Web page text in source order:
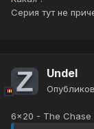
Серия тут не
Undel
6x20 - The Chase